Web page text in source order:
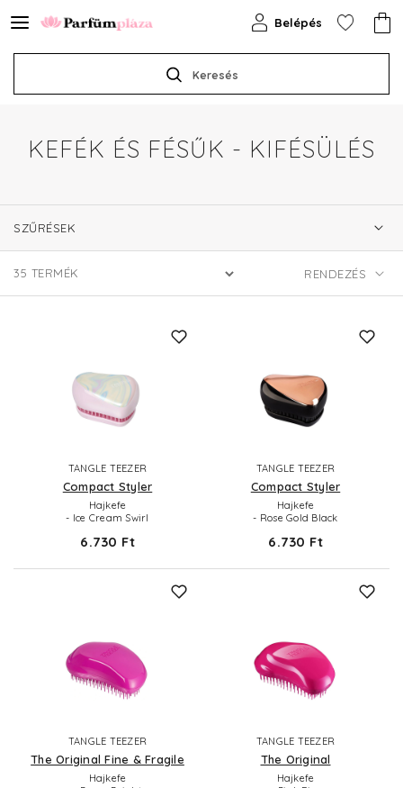
Keresés
Belépés
KEFÉK ÉS FÉSŰK - KIFÉSÜLÉS
SZŰRÉSEK
35 TERMÉK
TANGLE TEEZER
Compact Styler
Hajkefe
- Ice Cream Swirl
6.730 Ft
TANGLE TEEZER
Compact Styler
Hajkefe
- Rose Gold Black
6.730 Ft
TANGLE TEEZER
The Original Fine & Fragile
Hajkefe
TANGLE TEEZER
The Original
Hajkefe